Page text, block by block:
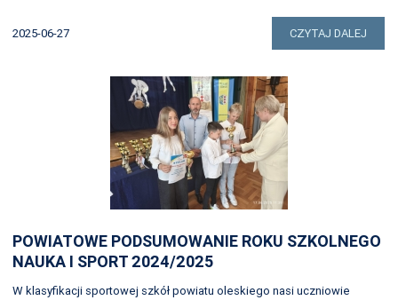
2025-06-27 CZYTAJ DALEJ
POWIATOWE PODSUMOWANIE ROKU SZKOLNEGO
NAUKA I SPORT 2024/2025
W klasyfikacji sportowej szkół powiatu oleskiego nasi uczniowie